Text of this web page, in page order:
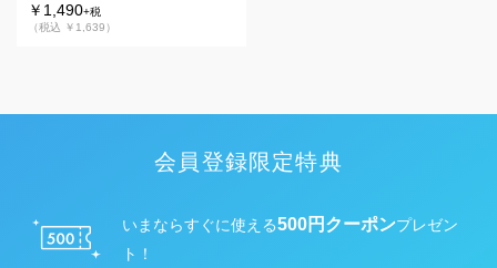
￥1,490+税
（税込 ￥1,639）
会員登録限定特典
いまならすぐに使える500円クーポンプレゼン
ト！